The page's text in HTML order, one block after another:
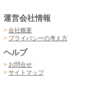
運営会社情報
> 会社概要
> プライバシーの考え方
ヘルプ
> お問合せ
> サイトマップ